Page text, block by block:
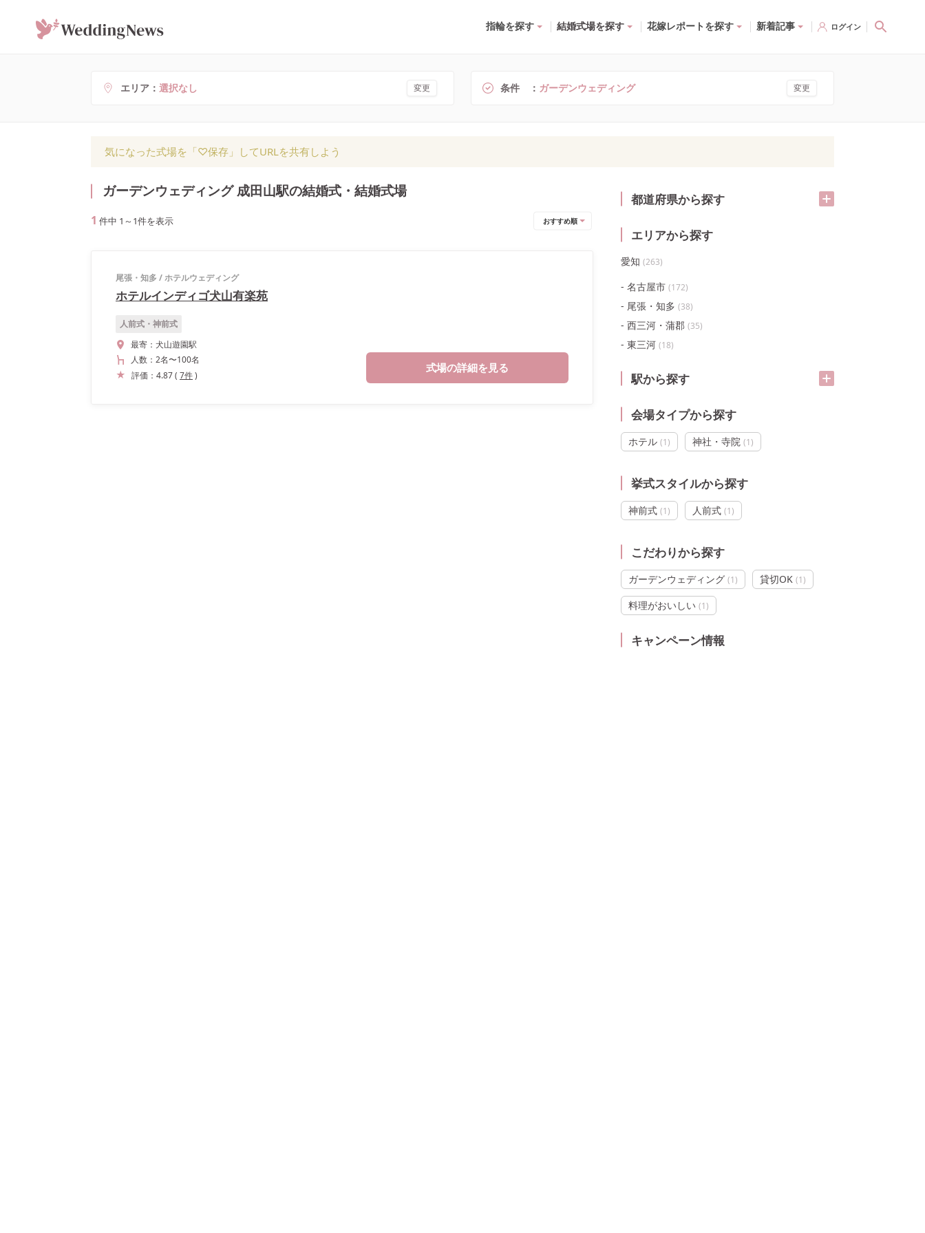
指輪を探す 結婚式場を探す 花嫁レポートを探す 新着記事 ログイン
エリア 選択なし 変更 条件 ガーデンウェディング 変更
気になった式場を「♡保存」してURLを共有しよう
都道府県から探す
エリアから探す
愛知 (263)
名古屋市 (172)
尾張・知多 (38)
西三河・蒲郡 (35)
東三河 (18)
駅から探す
会場タイプから探す
ホテル (1) 神社・寺院 (1)
挙式スタイルから探す
神前式 (1) 人前式 (1)
こだわりから探す
ガーデンウェディング (1) 貸切OK (1)
料理がおいしい (1)
キャンペーン情報
ガーデンウェディング 成田山駅の結婚式・結婚式場
1 件中 1 ～ 1件を表示 おすすめ順
尾張・知多 /ホテルウェディング
ホテルインディゴ犬山有楽苑
人前式・神前式
最寄： 犬山遊園駅
人数： 2名〜100名
評価： 4.87( 7件)
式場の詳細を見る